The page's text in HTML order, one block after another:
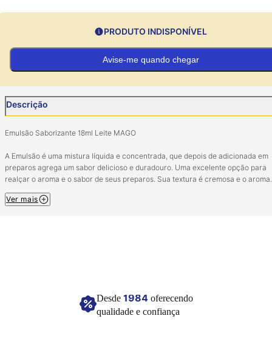
PRODUTO INDISPONÍVEL
Avise-me quando chegar
Descrição
Emulsão Saborizante 18ml Leite MAGO
A Emulsão é uma mistura líquida e concentrada, que depois de adicionada em
preparos agrega um sabor delicioso e duradouro. Uma excelente opção para
realçar o aroma e o sabor de seus preparos. Sua textura é cremosa e o aroma
recheio, Tortas, Brigadeiro, e até mesmo para saborizar Trufas. A emulsão é
Imagem meramente ilustrativa.
Ver mais
Desde 1984oferecendo
qualidade e confiança